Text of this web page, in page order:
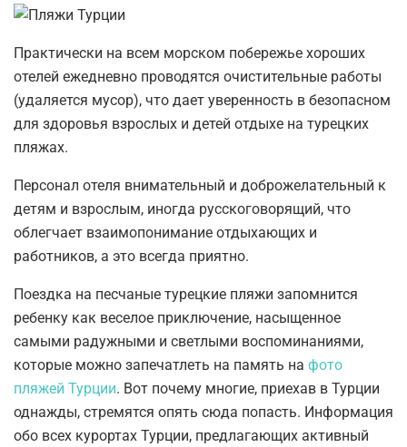
Практически на всем морском побережье хороших
отелей ежедневно проводятся очистительные работы
(удаляется мусор), что дает уверенность в безопасном
для здоровья взрослых и детей отдыхе на турецких
пляжах.
Персонал отеля внимательный и доброжелательный к
детям и взрослым, иногда русскоговорящий, что
облегчает взаимопонимание отдыхающих и
работников, а это всегда приятно.
Поездка на песчаные турецкие пляжи запомнится
ребенку как веселое приключение, насыщенное
самыми радужными и светлыми воспоминаниями,
которые можно запечатлеть на память на фото
пляжей Турции. Вот почему многие, приехав в Турции
однажды, стремятся опять сюда попасть. Информация
обо всех курортах Турции, предлагающих активный